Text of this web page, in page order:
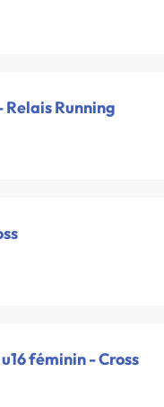
Relais Running
féminin - Cross